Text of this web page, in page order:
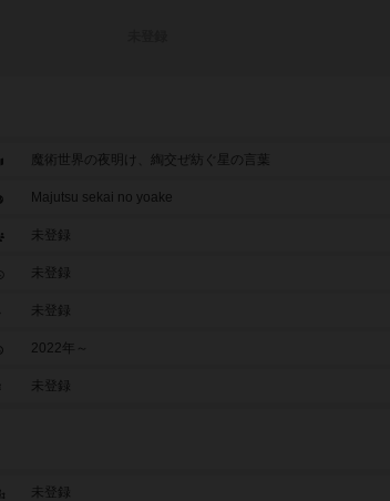
魔術世界の夜明け、綯交ぜ紡ぐ星の言葉
Majutsu sekai no yoake
未登録
未登録
未登録
2022年～
未登録
未登録